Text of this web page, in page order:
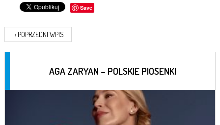
Save
‹ POPRZEDNI WPIS
AGA ZARYAN – POLSKIE PIOSENKI